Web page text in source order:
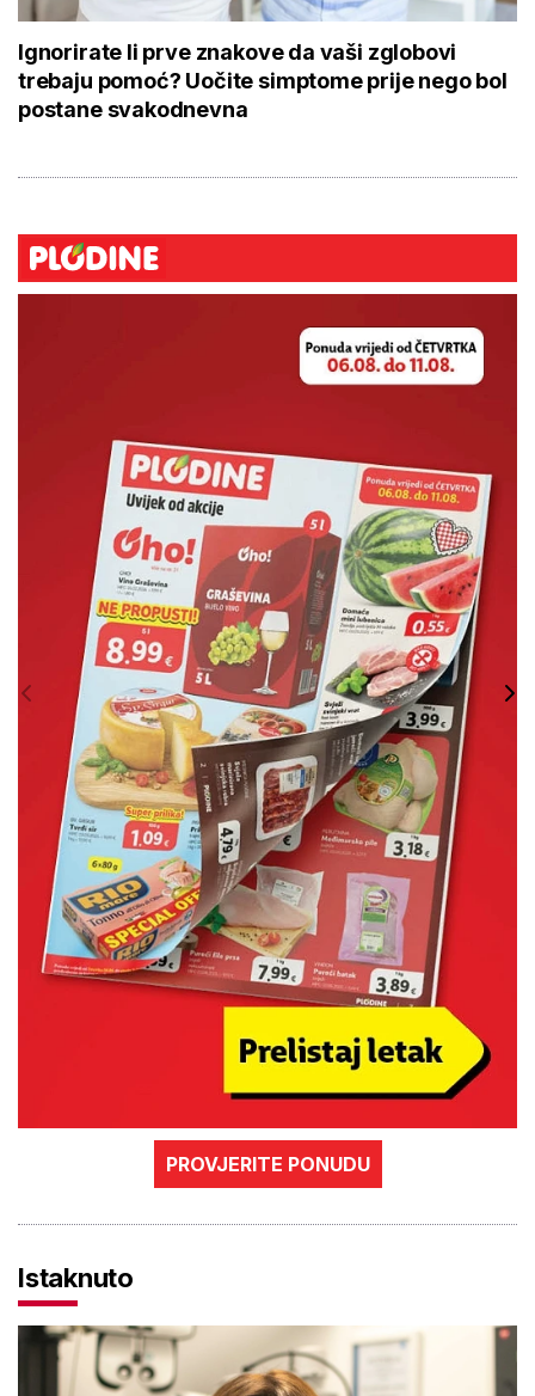
Ignorirate li prve znakove da vaši zglobovi
trebaju pomoć? Uočite simptome prije nego bol
postane svakodnevna
PROVJERITE PONUDU
Istaknuto